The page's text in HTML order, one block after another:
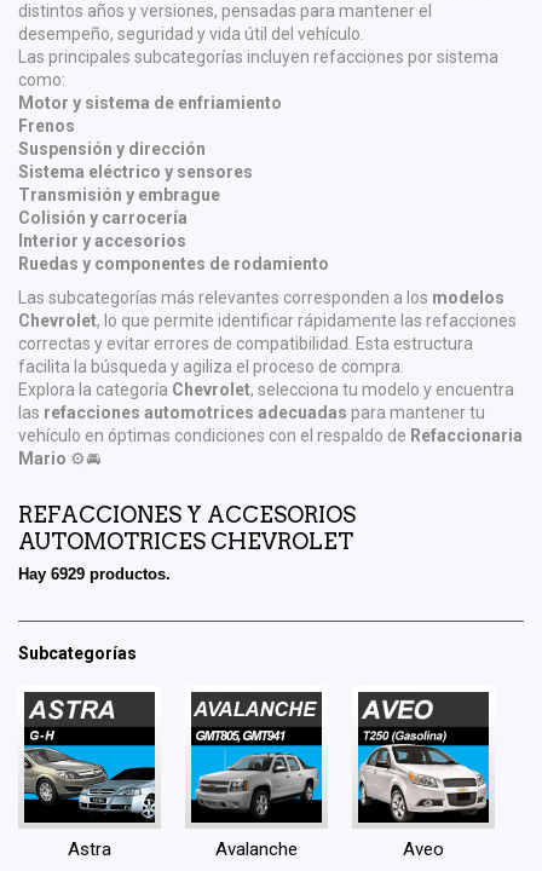
distintos años y versiones, pensadas para mantener el
desempeño, seguridad y vida útil del vehículo.
Las principales subcategorías incluyen refacciones por sistema
como:
Motor y sistema de enfriamiento
Frenos
Suspensión y dirección
Sistema eléctrico y sensores
Transmisión y embrague
Colisión y carrocería
Interior y accesorios
Ruedas y componentes de rodamiento
Las subcategorías más relevantes corresponden a los modelos
Chevrolet, lo que permite identificar rápidamente las refacciones
correctas y evitar errores de compatibilidad. Esta estructura
facilita la búsqueda y agiliza el proceso de compra.
Explora la categoría Chevrolet, selecciona tu modelo y encuentra
las refacciones automotrices adecuadas para mantener tu
vehículo en óptimas condiciones con el respaldo de Refaccionaria
Mario ⚙️🚘
REFACCIONES Y ACCESORIOS
AUTOMOTRICES CHEVROLET
Hay 6929 productos.
Subcategorías
Astra Avalanche Aveo